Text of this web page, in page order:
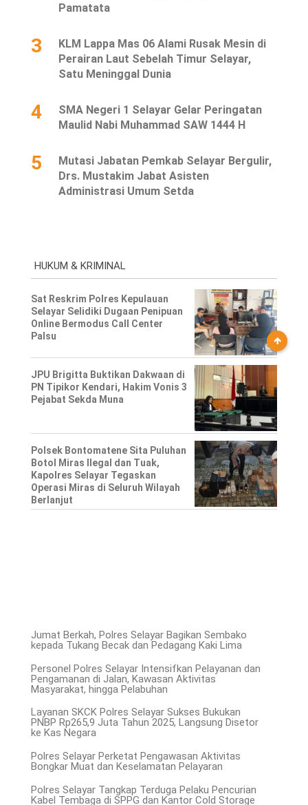
Pamatata
3
KLM Lappa Mas 06 Alami Rusak Mesin di
Perairan Laut Sebelah Timur Selayar,
Satu Meninggal Dunia
4
SMA Negeri 1 Selayar Gelar Peringatan
Maulid Nabi Muhammad SAW 1444 H
5
Mutasi Jabatan Pemkab Selayar Bergulir,
Drs. Mustakim Jabat Asisten
Administrasi Umum Setda
HUKUM & KRIMINAL
Sat Reskrim Polres Kepulauan
Selayar Selidiki Dugaan Penipuan
Online Bermodus Call Center
Palsu
JPU Brigitta Buktikan Dakwaan di
PN Tipikor Kendari, Hakim Vonis 3
Pejabat Sekda Muna
Polsek Bontomatene Sita Puluhan
Botol Miras Ilegal dan Tuak,
Kapolres Selayar Tegaskan
Operasi Miras di Seluruh Wilayah
Berlanjut
Jumat Berkah, Polres Selayar Bagikan Sembako
kepada Tukang Becak dan Pedagang Kaki Lima
Personel Polres Selayar Intensifkan Pelayanan dan
Pengamanan di Jalan, Kawasan Aktivitas
Masyarakat, hingga Pelabuhan
Layanan SKCK Polres Selayar Sukses Bukukan
PNBP Rp265,9 Juta Tahun 2025, Langsung Disetor
ke Kas Negara
Polres Selayar Perketat Pengawasan Aktivitas
Bongkar Muat dan Keselamatan Pelayaran
Polres Selayar Tangkap Terduga Pelaku Pencurian
Kabel Tembaga di SPPG dan Kantor Cold Storage